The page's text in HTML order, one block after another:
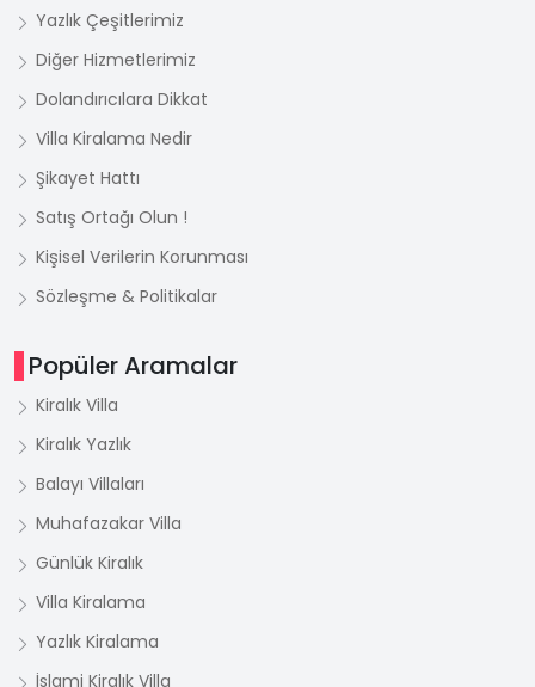
Yazlık Çeşitlerimiz
Diğer Hizmetlerimiz
Dolandırıcılara Dikkat
Villa Kiralama Nedir
Şikayet Hattı
Satış Ortağı Olun !
Kişisel Verilerin Korunması
Sözleşme & Politikalar
Popüler Aramalar
Kiralık Villa
Kiralık Yazlık
Balayı Villaları
Muhafazakar Villa
Günlük Kiralık
Villa Kiralama
Yazlık Kiralama
İslami Kiralık Villa